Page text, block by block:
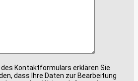
Kontaktformulars erklären Sie
dass Ihre Daten zur Bearbeitung